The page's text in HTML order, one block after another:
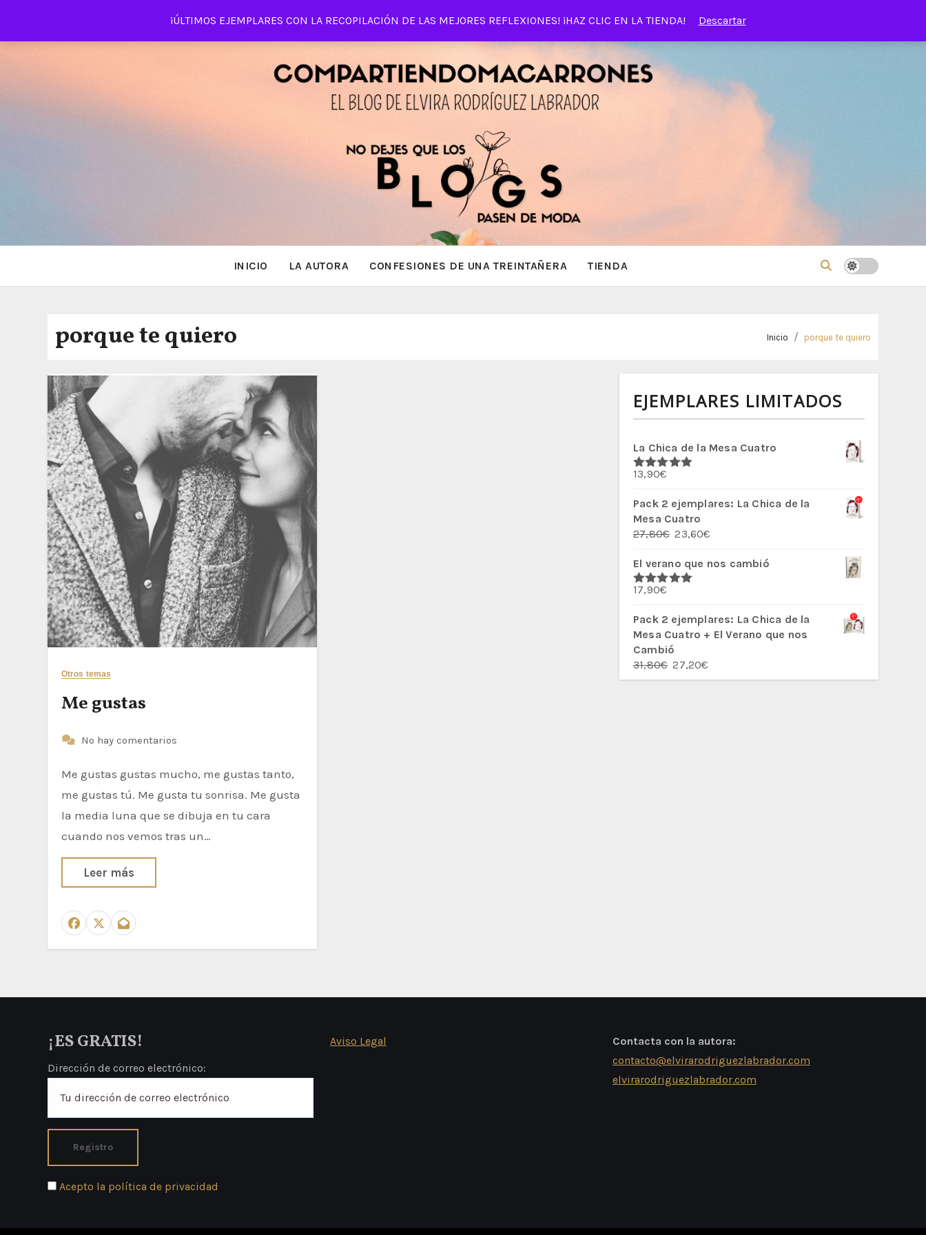
¡ÚLTIMOS EJEMPLARES CON LA RECOPILACIÓN DE LAS MEJORES REFLEXIONES! ¡HAZ CLIC EN LA TIENDA! Descartar
INICIO LA AUTORA CONFESIONES DE UNA TREINTAÑERA TIENDA
porque te quiero Inicio porque te quiero
Otros temas
Me gustas
No hay comentarios
Me gustas gustas mucho, me gustas tanto,
me gustas tú. Me gusta tu sonrisa. Me gusta
la media luna que se dibuja en tu cara
cuando nos vemos tras un…
Leer más
EJEMPLARES LIMITADOS
La Chica de la Mesa Cuatro
Valorado
5
13,90€
Pack 2 ejemplares: La Chica de la
Mesa Cuatro
27,80€ El
original
era:
23,60€
actual
El verano que nos cambió
Valorado
5
17,90€
Pack 2 ejemplares: La Chica de la
Mesa Cuatro + El Verano que nos
Cambió
31,80€ El
precio
27,20€
precio
¡ES GRATIS!
Dirección de correo electrónico:
Acepto la política de privacidad
Aviso Legal
Contacta con la autora:
contacto@elvirarodriguezlabrador.com
elvirarodriguezlabrador.com